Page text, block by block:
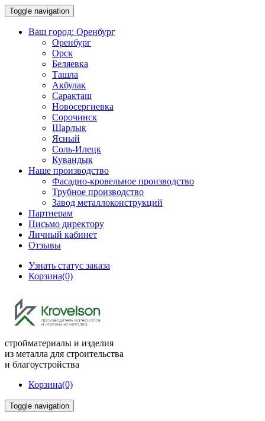
Toggle navigation
Ваш город: Оренбург
Оренбург
Орск
Беляевка
Ташла
Акбулак
Саракташ
Новосергиевка
Сорочинск
Шарлык
Ясный
Соль-Илецк
Кувандык
Наше производство
Фасадно-кровельное производство
Трубное производство
Завод металлоконструкций
Партнерам
Письмо директору
Личный кабинет
Отзывы
Узнать статус заказа
Корзина(0)
стройматериалы и изделия
из металла для строительства
и благоустройства
Корзина(0)
Toggle navigation